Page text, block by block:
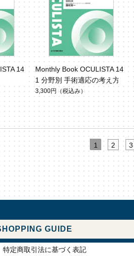
14
Monthly Book OCULISTA 14
1 分野別 手術適応の考え方
3,300円 （税込み）
1 2 3
GUIDE
特定商取引法に基づく表記